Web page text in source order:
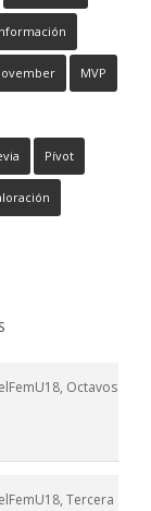
MVP
Pívot
Octavos
Tercera